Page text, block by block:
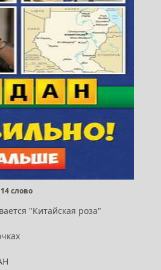
слово
"Китайская роза"